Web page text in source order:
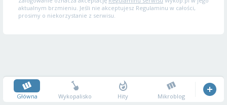
aktualnym brzmieniu. Jeśli nie akceptujesz Regulaminu w całości,
prosimy o niekorzystanie z serwisu.
Główna Wykopalisko Hity Mikroblog